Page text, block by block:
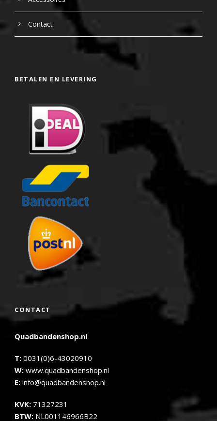
Contact
BETALEN EN LEVERING
CONTACT
Quadbandenshop.nl
T: 0031(0)6-43020910
W: www.quadbandenshop.nl
E: info@quadbandenshop.nl
KVK: 71327231
BTW: NL001146966B22